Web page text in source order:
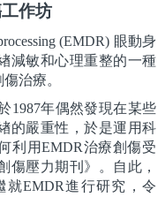
作坊
(EMDR) 眼動身
減敏和心理重整的一種
治療。
1987年偶然發現在某些
的嚴重性，於是運用科
利用EMDR治療創傷受
傷壓力期刊》。自此，
就EMDR進行研究，令